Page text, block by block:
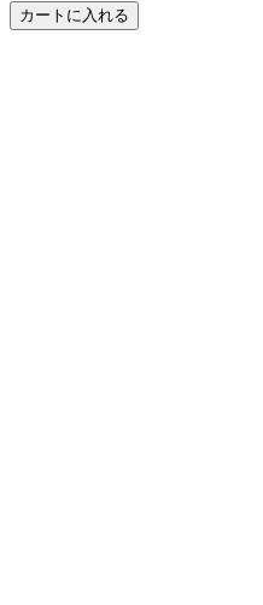
カートに入れる